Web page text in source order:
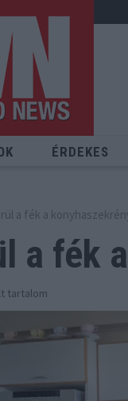
ÉRDEKES
a fék a
a fék a
tartalom